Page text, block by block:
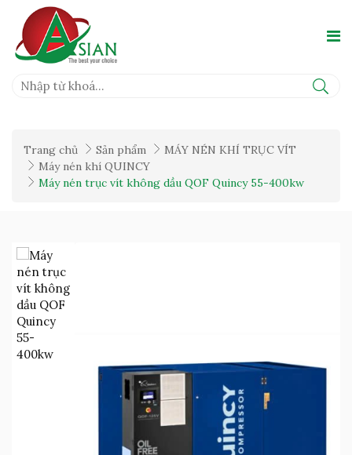
Trang chủ Sản phẩm
MÁY NÉN KHÍ TRỤC VÍT
Máy nén khí QUINCY
Máy nén trục vít không dầu QOF Quincy 55-400kw